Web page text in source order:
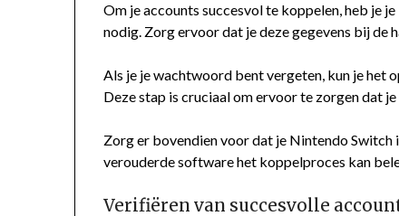
Om je accounts succesvol te koppelen, heb je
nodig. Zorg ervoor dat je deze gegevens bij
Als je je wachtwoord bent vergeten, kun je het
Deze stap is cruciaal om ervoor te zorgen dat
Zorg er bovendien voor dat je Nintendo Switch
verouderde software het koppelproces kan
Verifiëren van succesvolle